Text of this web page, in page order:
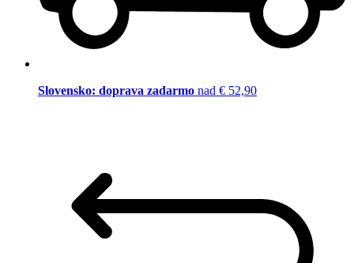
Slovensko: doprava zadarmo nad € 52,90